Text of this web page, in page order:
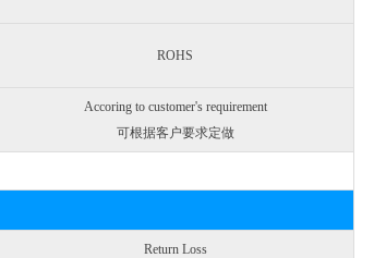
ROHS
Accoring to customer's requirement
可根据客户要求定做
Return Loss